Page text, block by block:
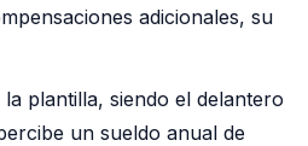
adicionales, su
plantilla, siendo el delantero
un sueldo anual de